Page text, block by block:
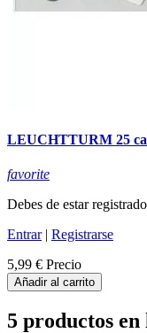
LEUCHTTURM 25
favorite
Debes de estar registrado
Entrar| Registrarse
5,99 € Precio
Añadir al carrito
5 productos